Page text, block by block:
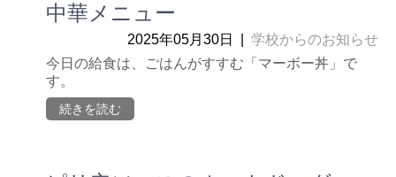
中華メニュー
2025年05月30日
学校からのお知らせ
今日の給食は、ごはんがすすむ「マーボー丼」で
す。
続きを読む